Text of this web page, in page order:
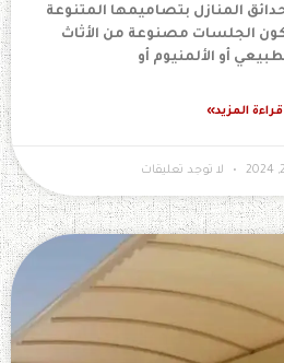
المنازل بتصاميمها المتنوعة
الجلسات مصنوعة من الأثاث
أو الألمنيوم أو
قراءة المزيد»
لا توجد تعليقات